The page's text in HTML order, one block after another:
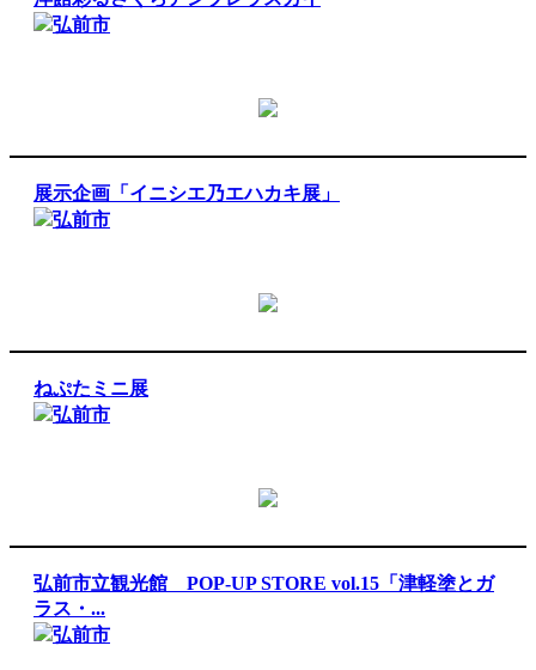
弘前市
展示企画「イニシエ乃エハカキ展」
弘前市
ねぷたミニ展
弘前市
弘前市立観光館 POP-UP STORE vol.15「津軽塗とガ
ラス・...
弘前市